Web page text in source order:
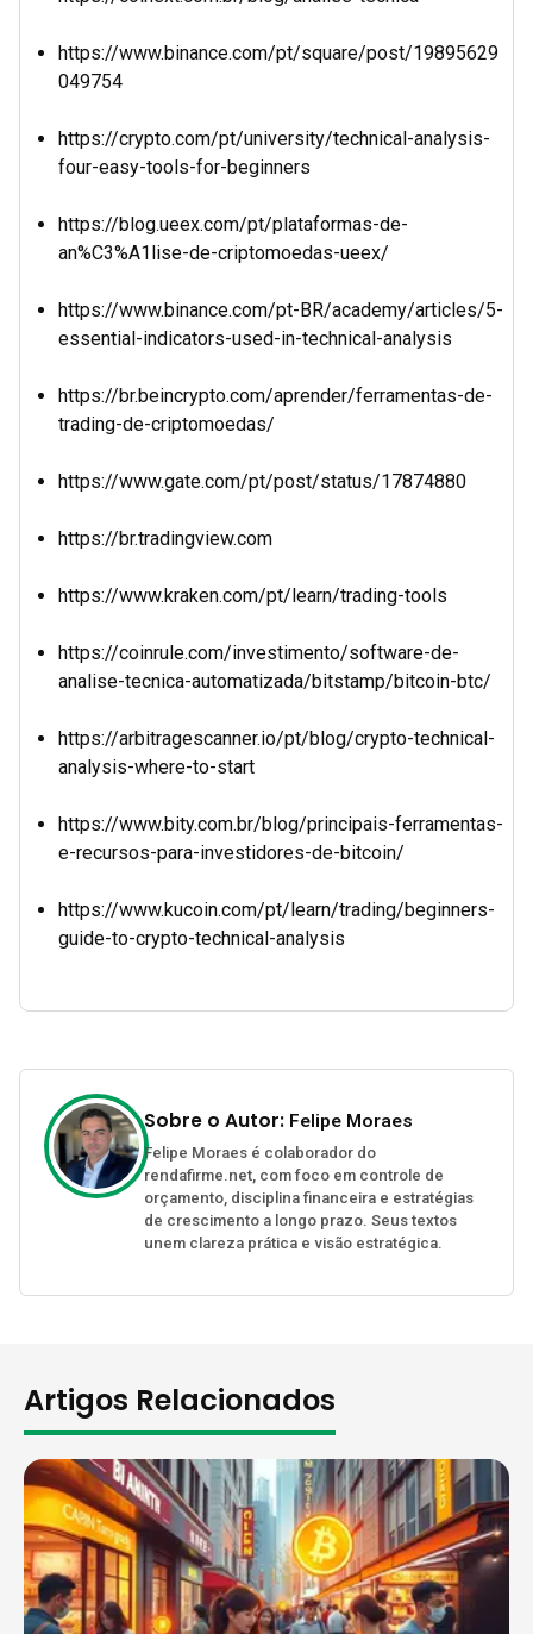
https://www.binance.com/pt/square/post/19895629
049754
https://crypto.com/pt/university/technical-analysis-
four-easy-tools-for-beginners
https://blog.ueex.com/pt/plataformas-de-
an%C3%A1lise-de-criptomoedas-ueex/
https://www.binance.com/pt-BR/academy/articles/5-
essential-indicators-used-in-technical-analysis
https://br.beincrypto.com/aprender/ferramentas-de-
trading-de-criptomoedas/
https://www.gate.com/pt/post/status/17874880
https://br.tradingview.com
https://www.kraken.com/pt/learn/trading-tools
https://coinrule.com/investimento/software-de-
analise-tecnica-automatizada/bitstamp/bitcoin-btc/
https://arbitragescanner.io/pt/blog/crypto-technical-
analysis-where-to-start
https://www.bity.com.br/blog/principais-ferramentas-
e-recursos-para-investidores-de-bitcoin/
https://www.kucoin.com/pt/learn/trading/beginners-
guide-to-crypto-technical-analysis
Sobre o Autor: Felipe Moraes
Felipe Moraes é colaborador do
rendafirme.net, com foco em controle de
orçamento, disciplina financeira e estratégias
de crescimento a longo prazo. Seus textos
unem clareza prática e visão estratégica.
Artigos Relacionados